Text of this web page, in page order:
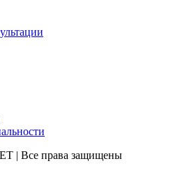
| Все права защищены